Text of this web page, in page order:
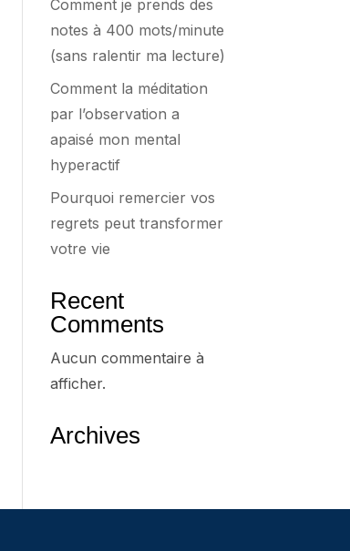
Comment je prends des
notes à 400 mots/minute
(sans ralentir ma lecture)
Comment la méditation
par l’observation a
apaisé mon mental
hyperactif
Pourquoi remercier vos
regrets peut transformer
votre vie
Recent
Comments
Aucun commentaire à
afficher.
Archives